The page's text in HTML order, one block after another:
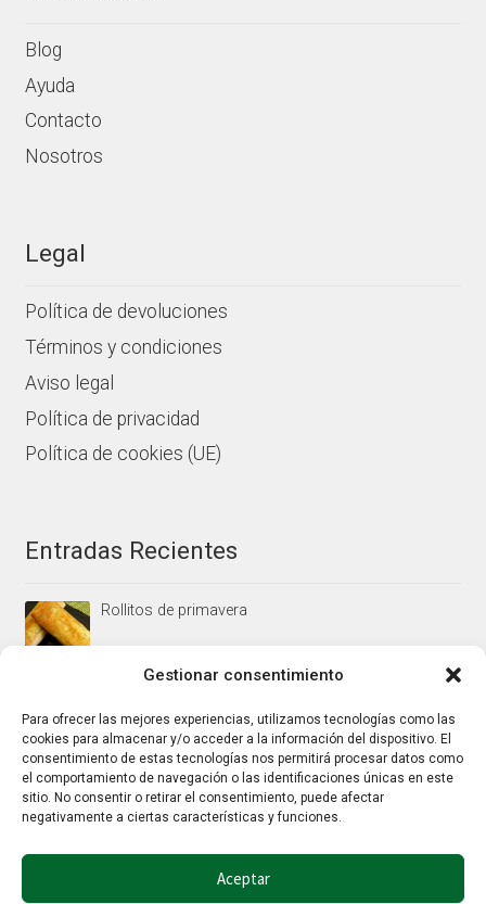
Gestionar consentimiento
Para ofrecer las mejores experiencias, utilizamos tecnologías como las
cookies para almacenar y/o acceder a la información del dispositivo. El
consentimiento de estas tecnologías nos permitirá procesar datos como
el comportamiento de navegación o las identificaciones únicas en este
sitio. No consentir o retirar el consentimiento, puede afectar
negativamente a ciertas características y funciones.
Aceptar
Blog
Ayuda
Contacto
Nosotros
Legal
Política de devoluciones
Términos y condiciones
Aviso legal
Política de privacidad
Política de cookies (UE)
Entradas Recientes
Rollitos de primavera
Jamoncitos de pollo en salsa de almendras